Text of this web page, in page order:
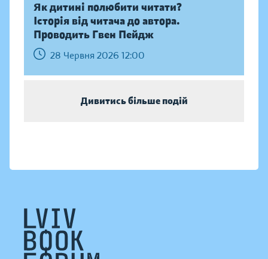
Як дитині полюбити читати?
Історія від читача до автора.
Проводить Гвен Пейдж
28 Червня 2026 12:00
Дивитись більше подій